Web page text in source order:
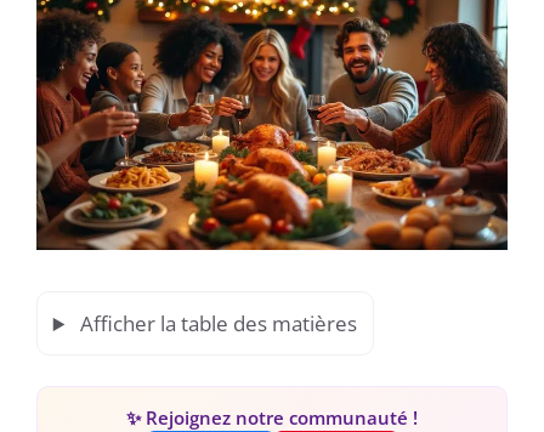
Afficher la table des matières
✨ Rejoignez notre communauté !